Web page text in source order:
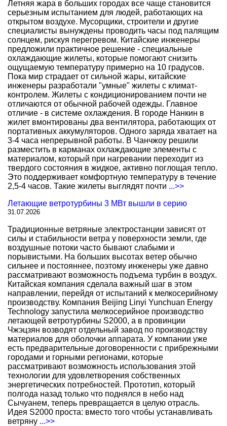
Летняя жара в больших городах все чаще становится
серьезным испытанием для людей, работающих на
открытом воздухе. Мусорщики, строители и другие
специалисты вынуждены проводить часы под палящим
солнцем, рискуя перегревом. Китайские инженеры
предложили практичное решение - специальные
охлаждающие жилеты, которые помогают снизить
ощущаемую температуру примерно на 10 градусов.
Пока мир страдает от сильной жары, китайские
инженеры разработали "умные" жилеты с климат-
контролем. Жилеты с кондиционированием почти не
отличаются от обычной рабочей одежды. Главное
отличие - в системе охлаждения. В городе Нанкин в
жилет вмонтированы два вентилятора, работающих от
портативных аккумуляторов. Одного заряда хватает на
3-4 часа непрерывной работы. В Чанчжоу решили
разместить в карманах охлаждающие элементы с
материалом, который при нагревании переходит из
твердого состояния в жидкое, активно поглощая тепло.
Это поддерживает комфортную температуру в течение
2,5-4 часов. Такие жилеты выглядят почти ...>>
Летающие ветротурбины 3 МВт вышли в серию
31.07.2026
Традиционные ветряные электростанции зависят от
силы и стабильности ветра у поверхности земли, где
воздушные потоки часто бывают слабыми и
порывистыми. На больших высотах ветер обычно
сильнее и постояннее, поэтому инженеры уже давно
рассматривают возможность подъема турбин в воздух.
Китайская компания сделала важный шаг в этом
направлении, перейдя от испытаний к мелкосерийному
производству. Компания Beijing Linyi Yunchuan Energy
Technology запустила мелкосерийное производство
летающей ветротурбины S2000, а в провинции
Чжэцзян возводят отдельный завод по производству
материалов для оболочки аппарата. У компании уже
есть предварительные договоренности с прибрежными
городами и горными регионами, которые
рассматривают возможность использования этой
технологии для удовлетворения собственных
энергетических потребностей. Прототип, который
полгода назад только что поднялся в небо над
Сычуанем, теперь превращается в целую отрасль.
Идея S2000 проста: вместо того чтобы устанавливать
ветряну ...>>